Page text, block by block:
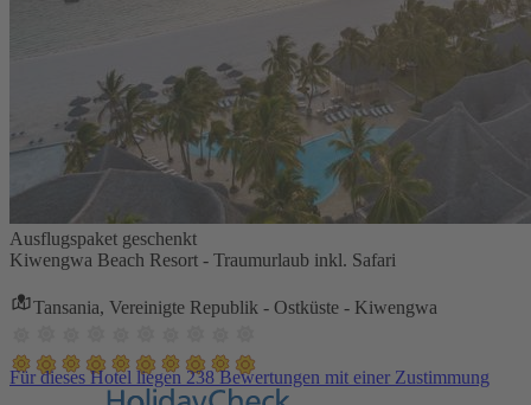
Ausflugspaket geschenkt
Kiwengwa Beach Resort - Traumurlaub inkl. Safari
Tansania, Vereinigte Republik - Ostküste - Kiwengwa
Für dieses Hotel liegen 238 Bewertungen mit einer Zustimmung